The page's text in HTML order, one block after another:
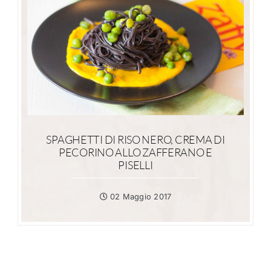
SPAGHETTI DI RISO NERO, CREMA DI
PECORINO ALLO ZAFFERANO E
PISELLI
02 Maggio 2017